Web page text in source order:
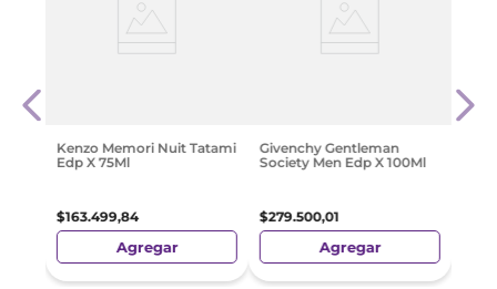
Kenzo Memori Nuit Tatami
Edp X 75Ml
$163.499,84
Agregar
Givenchy Gentleman
Society Men Edp X 100Ml
$279.500,01
Agregar